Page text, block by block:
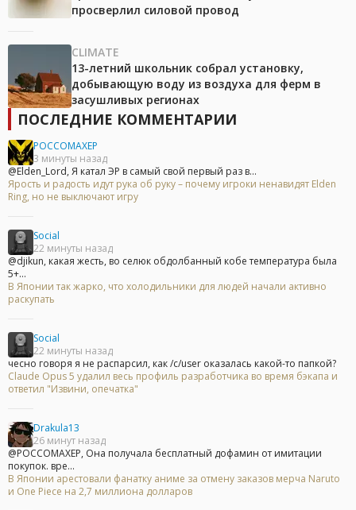
просверлил силовой провод
CLIMATE
13-летний школьник собрал установку,
добывающую воду из воздуха для ферм в
засушливых регионах
ПОСЛЕДНИЕ КОММЕНТАРИИ
POCCOMAXEP
3 минуты назад
@Elden_Lord, Я катал ЭР в самый свой первый раз в...
Ярость и радость идут рука об руку – почему игроки ненавидят Elden
Ring, но не выключают игру
Social
22 минуты назад
@djikun, какая жесть, во селюк обдолбанный кобе температура была
5+...
В Японии так жарко, что холодильники для людей начали активно
раскупать
Social
22 минуты назад
чесно говоря я не распарсил, как /c/user оказалась какой-то папкой?
Claude Opus 5 удалил весь профиль разработчика во время бэкапа и
ответил "Извини, опечатка"
Drakula13
26 минут назад
@POCCOMAXEP, Она получала бесплатный дофамин от имитации
покупок. вре...
В Японии арестовали фанатку аниме за отмену заказов мерча Naruto
и One Piece на 2,7 миллиона долларов